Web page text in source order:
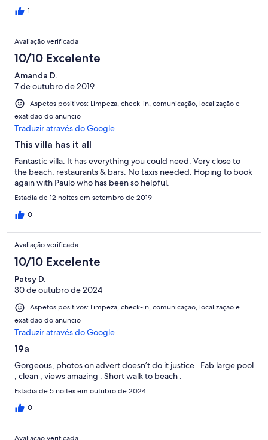
1
Avaliação verificada
10/10 Excelente
Amanda D.
7 de outubro de 2019
Aspetos positivos: Limpeza, check-in, comunicação, localização e
exatidão do anúncio
Traduzir através do Google
This villa has it all
Fantastic villa. It has everything you could need. Very close to
the beach, restaurants & bars. No taxis needed. Hoping to book
again with Paulo who has been so helpful.
Estadia de 12 noites em setembro de 2019
0
Avaliação verificada
10/10 Excelente
Patsy D.
30 de outubro de 2024
Aspetos positivos: Limpeza, check-in, comunicação, localização e
exatidão do anúncio
Traduzir através do Google
19a
Gorgeous, photos on advert doesn’t do it justice . Fab large pool
, clean , views amazing . Short walk to beach .
Estadia de 5 noites em outubro de 2024
0
Avaliação verificada